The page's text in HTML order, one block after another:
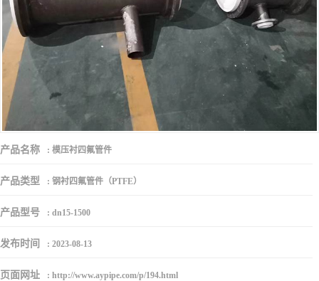
产品名称 : 模压衬四氟管件
产品类型 : 钢衬四氟管件（PTFE）
产品型号 : dn15-1500
发布时间 : 2023-08-13
页面网址 : http://www.aypipe.com/p/194.html